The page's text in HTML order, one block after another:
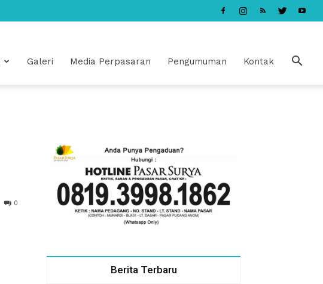
Galeri Media Perpasaran Pengumuman Kontak
0
Berita Terbaru